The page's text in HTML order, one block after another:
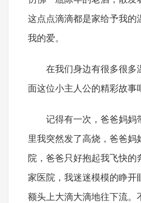
这点点滴滴都是家给予我的
我的爱。
在我们身边有很多很多
面这位小主人公的精彩故事
记得有一次，爸爸妈妈
里我突然发了高烧，爸爸妈
院，爸爸只好抱起我飞快的
家医院，我迷迷模模的睁开
额头上大滴大滴地往下流。